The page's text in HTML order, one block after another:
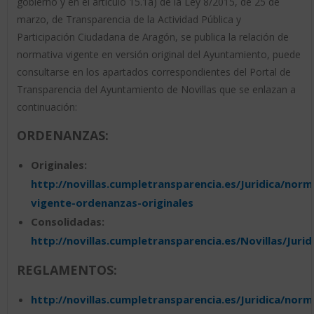
marzo, de Transparencia de la Actividad Pública y
Participación Ciudadana de Aragón, se publica la relación de
normativa vigente en versión original del Ayuntamiento, puede
consultarse en los apartados correspondientes del Portal de
Transparencia del Ayuntamiento de Novillas que se enlazan a
continuación:
ORDENANZAS:
Originales:
http://novillas.cumpletransparencia.es/Juridica/
vigente-ordenanzas-originales
Consolidadas:
http://novillas.cumpletransparencia.es/Novillas/
REGLAMENTOS:
http://novillas.cumpletransparencia.es/Juridica/